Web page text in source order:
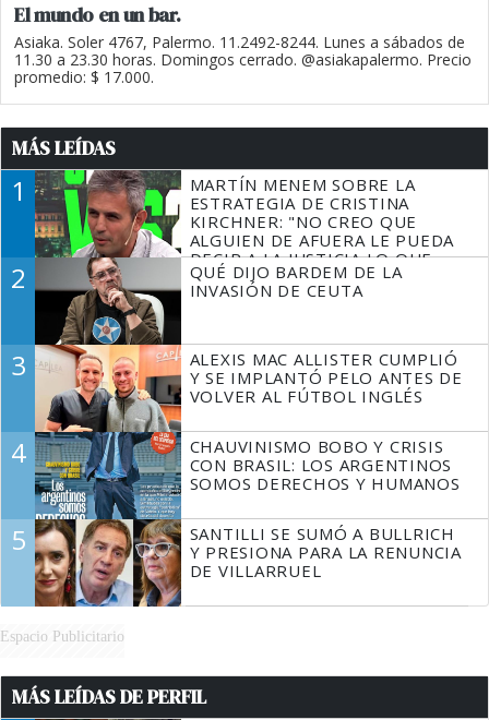
El mundo en un bar.
Asiaka. Soler 4767, Palermo. 11.2492-8244. Lunes a sábados de
11.30 a 23.30 horas. Domingos cerrado. @asiakapalermo. Precio
promedio: $ 17.000.
MÁS LEÍDAS
1
MARTÍN MENEM SOBRE LA
ESTRATEGIA DE CRISTINA
KIRCHNER: "NO CREO QUE
ALGUIEN DE AFUERA LE PUEDA
DECIR A LA JUSTICIA LO QUE
TIENE QUE HACER"
2
QUÉ DIJO BARDEM DE LA
INVASIÓN DE CEUTA
3
ALEXIS MAC ALLISTER CUMPLIÓ
Y SE IMPLANTÓ PELO ANTES DE
VOLVER AL FÚTBOL INGLÉS
4
CHAUVINISMO BOBO Y CRISIS
CON BRASIL: LOS ARGENTINOS
SOMOS DERECHOS Y HUMANOS
5
SANTILLI SE SUMÓ A BULLRICH
Y PRESIONA PARA LA RENUNCIA
DE VILLARRUEL
Espacio Publicitario
MÁS LEÍDAS DE PERFIL